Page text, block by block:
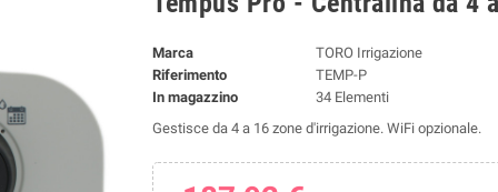
Marca
TORO Irrigazione
Riferimento
TEMP-P
In magazzino
34 Elementi
Gestisce da 4 a 16 zone d'irrigazione. WiFi opzionale.